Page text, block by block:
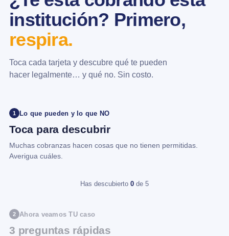
institución? Primero,
respira.
Toca cada tarjeta y descubre qué te pueden
hacer legalmente… y qué no. Sin costo.
1 Lo que pueden y lo que NO
Toca para descubrir
Muchas cobranzas hacen cosas que no tienen permitidas.
Averigua cuáles.
Has descubierto 0 de 5
2 Ahora veamos TU caso
3 preguntas rápidas